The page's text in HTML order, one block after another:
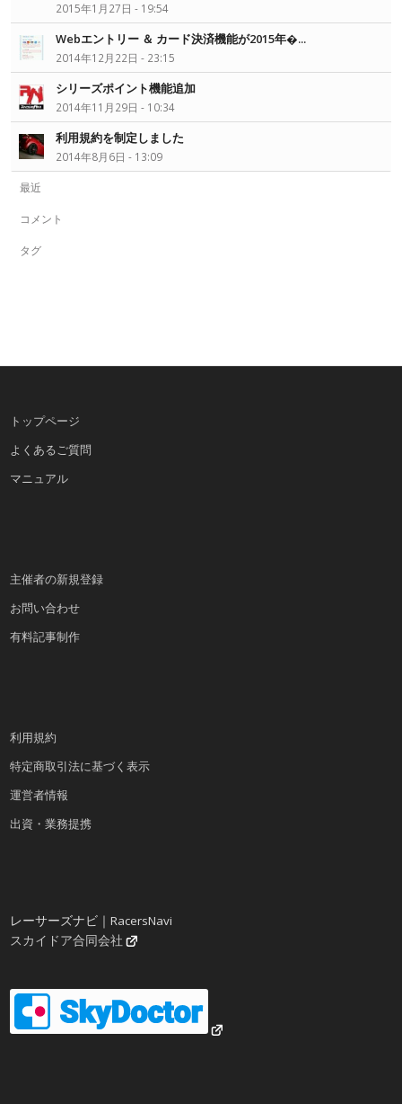
2015年1月27日 - 19:54
Webエントリー ＆ カード決済機能が2015年�...
2014年12月22日 - 23:15
シリーズポイント機能追加
2014年11月29日 - 10:34
利用規約を制定しました
2014年8月6日 - 13:09
最近
コメント
タグ
トップページ
よくあるご質問
マニュアル
主催者の新規登録
お問い合わせ
有料記事制作
利用規約
特定商取引法に基づく表示
運営者情報
出資・業務提携
レーサーズナビ｜RacersNavi
スカイドア合同会社